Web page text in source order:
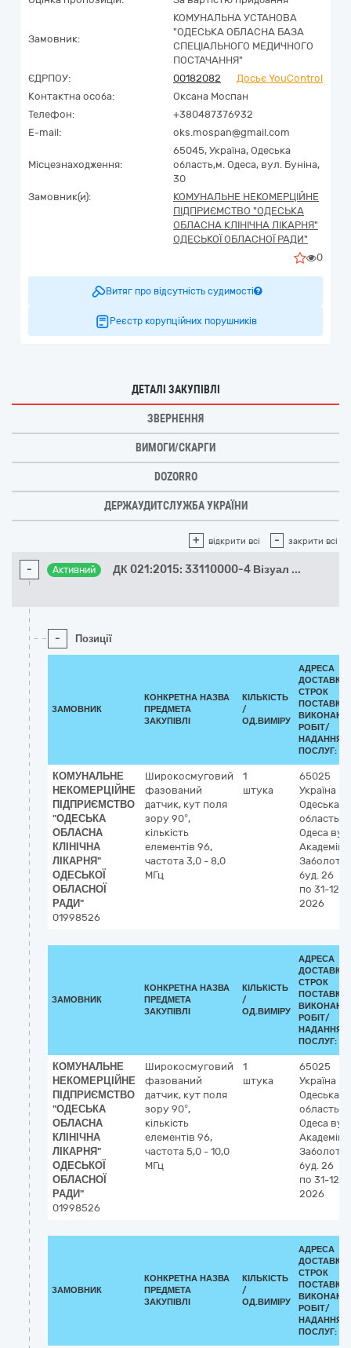
Замовник:
КОМУНАЛЬНА УСТАНОВА
"ОДЕСЬКА ОБЛАСНА БАЗА
СПЕЦІАЛЬНОГО МЕДИЧНОГО
ПОСТАЧАННЯ"
ЄДРПОУ:
00182082
Досьє YouControl
Контактна особа:
Оксана Моспан
Телефон:
+380487376932
E-mail:
oks.mospan@gmail.com
Місцезнаходження:
65045, Україна, Одеська
область,м. Одеса, вул. Буніна,
30
Замовник(и):
КОМУНАЛЬНЕ НЕКОМЕРЦІЙНЕ
ПІДПРИЄМСТВО "ОДЕСЬКА
ОБЛАСНА КЛІНІЧНА ЛІКАРНЯ"
ОДЕСЬКОЇ ОБЛАСНОЇ РАДИ"
0
Витяг про відсутність судимості
Реєстр корупційних порушників
ДЕТАЛІ ЗАКУПІВЛІ
ЗВЕРНЕННЯ
ВИМОГИ/СКАРГИ
DOZORRO
ДЕРЖАУДИТСЛУЖБА УКРАЇНИ
+ відкрити всі - закрити всі
- Активний ДК 021:2015: 33110000-4 Візуал ...
- Позиції
ЗАМОВНИК
КОНКРЕТНА НАЗВА
ПРЕДМЕТА
ЗАКУПІВЛІ
КІЛЬКІСТЬ
/
ОД.ВИМІРУ
АДРЕСА
ДОСТАВКИ
СТРОК
ПОСТАВКИ/
РОБІТ/
НАДАННЯ
ПОСЛУГ:
КОМУНАЛЬНЕ
НЕКОМЕРЦІЙНЕ
ПІДПРИЄМСТВО
"ОДЕСЬКА
ОБЛАСНА
КЛІНІЧНА
ЛІКАРНЯ"
ОДЕСЬКОЇ
ОБЛАСНОЇ
РАДИ"
01998526
Широкосмуговий
фазований
датчик, кут поля
зору 90°,
кількість
елементів 96,
частота 3,0 - 8,0
МГц
1
штука
65025
Україна
Одеська
область
Одеса вул.
Академіка
буд. 26
по 31-12-
2026
ЗАМОВНИК
КОНКРЕТНА НАЗВА
ПРЕДМЕТА
ЗАКУПІВЛІ
КІЛЬКІСТЬ
/
ОД.ВИМІРУ
АДРЕСА
ДОСТАВКИ
СТРОК
ПОСТАВКИ/
РОБІТ/
НАДАННЯ
ПОСЛУГ:
КОМУНАЛЬНЕ
НЕКОМЕРЦІЙНЕ
ПІДПРИЄМСТВО
"ОДЕСЬКА
ОБЛАСНА
КЛІНІЧНА
ЛІКАРНЯ"
ОДЕСЬКОЇ
ОБЛАСНОЇ
РАДИ"
01998526
Широкосмуговий
фазований
датчик, кут поля
зору 90°,
кількість
елементів 96,
частота 5,0 - 10,0
МГц
1
штука
65025
Україна
Одеська
область
Одеса вул.
Академіка
буд. 26
по 31-12-
2026
ЗАМОВНИК
КОНКРЕТНА НАЗВА
ПРЕДМЕТА
ЗАКУПІВЛІ
КІЛЬКІСТЬ
/
ОД.ВИМІРУ
АДРЕСА
ДОСТАВКИ
СТРОК
ПОСТАВКИ/
РОБІТ/
НАДАННЯ
ПОСЛУГ: